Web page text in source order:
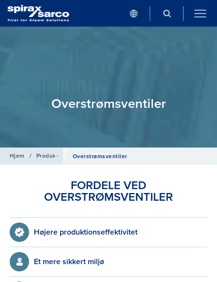
Overstrømsventiler
Hjem / Produkter Rørledningstilbehør
Overstrømsventiler
FORDELE VED
OVERSTRØMSVENTILER
Højere produktionseffektivitet
Et mere sikkert miljø